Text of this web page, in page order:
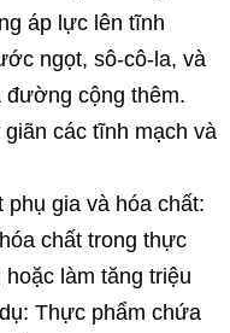
áp lực lên tĩnh
ngọt, sô-cô-la, và
đường cộng thêm.
các tĩnh mạch và
gia và hóa chất:
chất trong thực
làm tăng triệu
Thực phẩm chứa